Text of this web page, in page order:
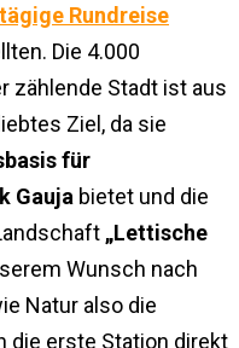
Rundreise
Die 4.000
zählende Stadt ist aus
Ziel, da sie
für
Gauja bietet und die
„Lettische
Wunsch nach
Natur also die
die erste Station direkt